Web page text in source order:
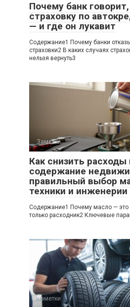
Почему банк
страховку по
— и где он лукавит
Содержание1 Почему банки
страховки2 В каких случаях
нельзя вернуть3
Заметки
Как снизить расходы
содержание
правильный выбор
техники и инженерии
Содержание1 Почему масло — это
только расходник2 Ключевые
Заметки